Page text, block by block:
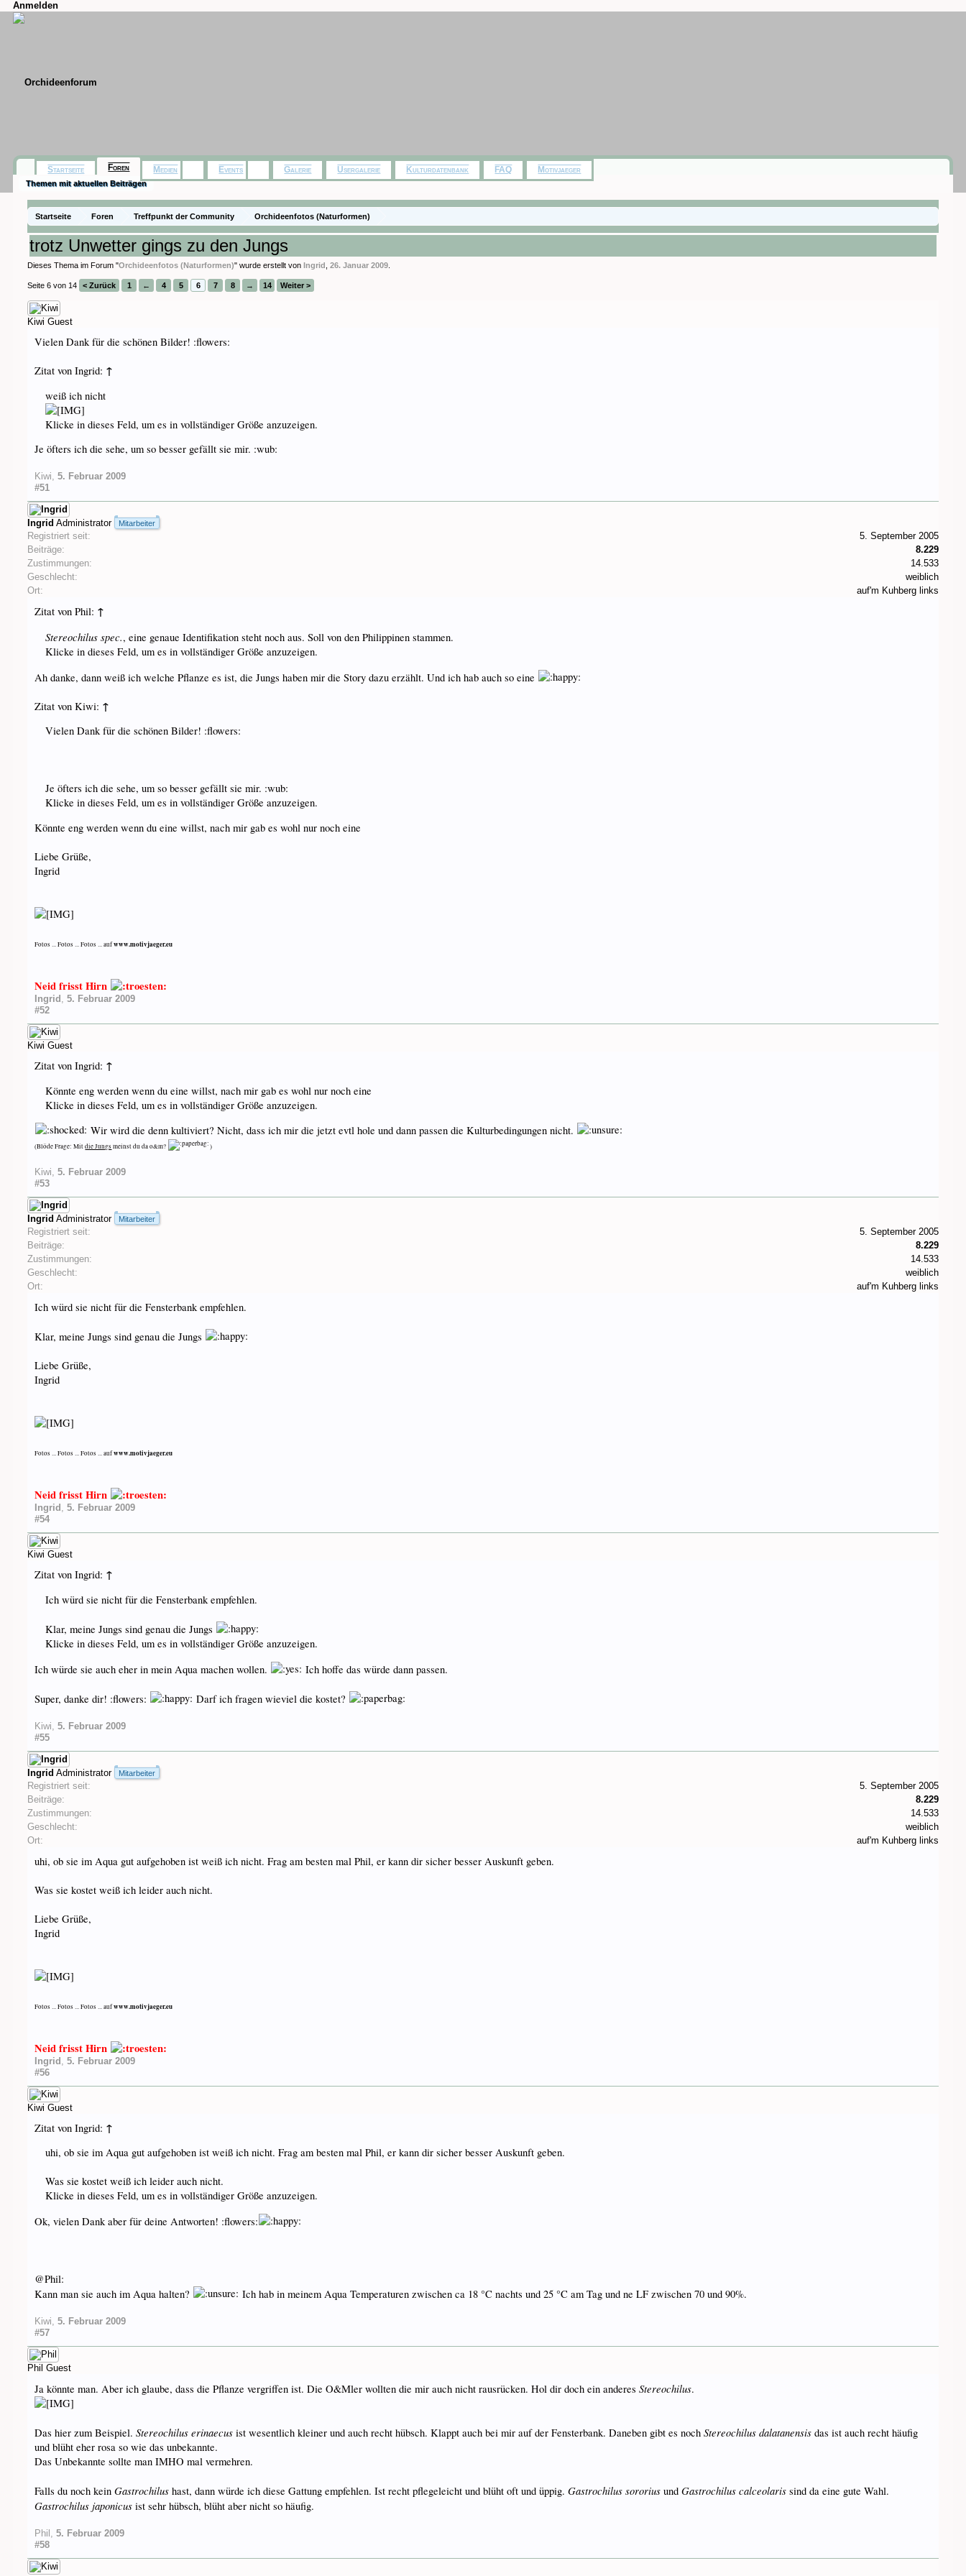
Anmelden
Startseite Foren Treffpunkt der Community Orchideenfotos (Naturformen)
trotz Unwetter gings zu den Jungs
Dieses Thema im Forum "Orchideenfotos (Naturformen)" wurde erstellt vonIngrid ,26. Januar 2009
Seite 6 von 14 < Zurück 1 ← 4 5 6 7 8 → 14 Weiter >
Kiwi Guest
Vielen Dank für die schönen Bilder! :flowers:
Zitat von Ingrid: ↑
weiß ich nicht
Klicke in dieses Feld, um es in vollständiger Größe anzuzeigen.
Je öfters ich die sehe, um so besser gefällt sie mir. :wub:
Kiwi, 5. Februar 2009
#51
Ingrid Administrator Mitarbeiter
Registriert seit:
5. September 2005
Beiträge:
8.229
Zustimmungen:
14.533
Geschlecht:
weiblich
Ort:
auf'm Kuhberg links
Zitat von Phil: ↑
Stereochilus spec., eine genaue Identifikation steht noch aus. Soll von den Philippinen stammen.
Klicke in dieses Feld, um es in vollständiger Größe anzuzeigen.
Ah danke, dann weiß ich welche Pflanze es ist, die Jungs haben mir die Story dazu erzählt. Und ich hab auch so eine
Zitat von Kiwi: ↑
Vielen Dank für die schönen Bilder! :flowers:
Je öfters ich die sehe, um so besser gefällt sie mir. :wub:
Klicke in dieses Feld, um es in vollständiger Größe anzuzeigen.
Könnte eng werden wenn du eine willst, nach mir gab es wohl nur noch eine
Liebe Grüße,
Ingrid
Fotos ... Fotos ... Fotos ... aufwww.motivjaeger.eu
Neid frisst Hirn
Ingrid
5. Februar 2009
#52
Kiwi Guest
Zitat von Ingrid: ↑
Könnte eng werden wenn du eine willst, nach mir gab es wohl nur noch eine
Klicke in dieses Feld, um es in vollständiger Größe anzuzeigen.
Wir wird die denn kultiviert? Nicht, dass ich mir die jetzt evtl hole und dann passen die Kulturbedingungen nicht.
(Blöde Frage: Mitdie Jungs meinst du da o&m? )
Kiwi, 5. Februar 2009
#53
Ingrid Administrator Mitarbeiter
Registriert seit:
5. September 2005
Beiträge:
8.229
Zustimmungen:
14.533
Geschlecht:
weiblich
Ort:
auf'm Kuhberg links
Ich würd sie nicht für die Fensterbank empfehlen.
Klar, meine Jungs sind genau die Jungs
Liebe Grüße,
Ingrid
Fotos ... Fotos ... Fotos ... aufwww.motivjaeger.eu
Neid frisst Hirn
Ingrid , 5. Februar 2009
#54
Kiwi Guest
Zitat von Ingrid: ↑
Ich würd sie nicht für die Fensterbank empfehlen.
Klar, meine Jungs sind genau die Jungs
Klicke in dieses Feld, um es in vollständiger Größe anzuzeigen.
Ich würde sie auch eher in mein Aqua machen wollen.
Ich hoffe das würde dann passen.
Super, danke dir! :flowers: Darf ich fragen wieviel die kostet?
Kiwi
5. Februar 2009
#55
Ingrid Administrator Mitarbeiter
Registriert seit:
5. September 2005
Beiträge:
8.229
Zustimmungen:
14.533
Geschlecht:
weiblich
Ort:
auf'm Kuhberg links
uhi, ob sie im Aqua gut aufgehoben ist weiß ich nicht. Frag am besten mal Phil, er kann dir sicher besser Auskunft geben.
Was sie kostet weiß ich leider auch nicht.
Liebe Grüße,
Ingrid
Fotos ... Fotos ... Fotos ... aufwww.motivjaeger.eu
Neid frisst Hirn
Ingrid
5. Februar 2009
#56
Kiwi Guest
Zitat von Ingrid: ↑
uhi, ob sie im Aqua gut aufgehoben ist weiß ich nicht. Frag am besten mal Phil, er kann dir sicher besser Auskunft geben.
Was sie kostet weiß ich leider auch nicht.
Klicke in dieses Feld, um es in vollständiger Größe anzuzeigen.
Ok, vielen Dank aber für deine Antworten! :flowers:
@Phil:
Kann man sie auch im Aqua halten?
Ich hab in meinem Aqua Temperaturen zwischen ca 18 °C nachts und 25 °C am Tag und ne LF zwischen 70 und 90%.
Kiwi
5. Februar 2009
#57
Phil Guest
Ja könnte man. Aber ich glaube, dass die Pflanze vergriffen ist. Die O&Mler wollten die mir auch nicht rausrücken. Hol dir doch ein anderesStereochilus.
Das hier zum Beispiel.Stereochilus erinaecus ist wesentlich kleiner und auch recht hübsch. Klappt auch bei mir auf der Fensterbank. Daneben gibt es nochStereochilus dalatanensis das ist auch recht häufig
und blüht eher rosa so wie das unbekannte.
Das Unbekannte sollte man IMHO mal vermehren.
Falls du noch keinGastrochilus hast, dann würde ich diese Gattung empfehlen. Ist recht pflegeleicht und blüht oft und üppig.Gastrochilus sororius undGastrochilus calceolaris sind da eine gute Wahl.
Gastrochilus japonicus ist sehr hübsch, blüht aber nicht so häufig.
Phil
5. Februar 2009
#58
Startseite Foren
Themen mit aktuellen Beiträgen
Medien Events Galerie Usergalerie Kulturdatenbank FAQ Motivjaeger